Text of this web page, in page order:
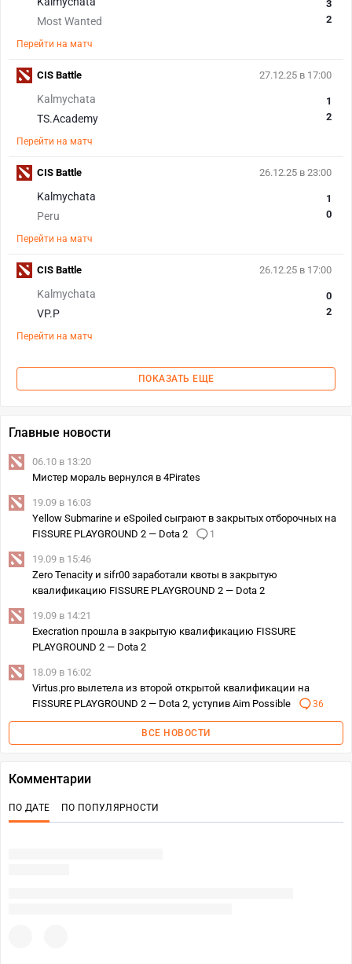
Most Wanted
3
2
Перейти на матч
27.12.25 в 17:00
Kalmychata
TS.Academy
1
2
Перейти на матч
CIS Battle
26.12.25 в 23:00
Kalmychata
Peru
1
0
Перейти на матч
CIS Battle
26.12.25 в 17:00
Kalmychata
VP.P
0
2
Перейти на матч
CIS Battle
ПОКАЗАТЬ ЕЩЕ
Главные новости
06.10 в 13:20
Мистер мораль вернулся в 4Pirates
19.09 в 16:03
Yellow Submarine и eSpoiled сыграют в закрытых отборочных на
FISSURE PLAYGROUND 2 — Dota 2
1
19.09 в 15:46
Zero Tenacity и sifr00 заработали квоты в закрытую
квалификацию FISSURE PLAYGROUND 2 — Dota 2
19.09 в 14:21
Execration прошла в закрытую квалификацию FISSURE
PLAYGROUND 2 — Dota 2
18.09 в 16:02
Virtus.pro вылетела из второй открытой квалификации на
FISSURE PLAYGROUND 2 — Dota 2, уступив Aim Possible
36
ВСЕ НОВОСТИ
Комментарии
ПО ДАТЕ ПО ПОПУЛЯРНОСТИ